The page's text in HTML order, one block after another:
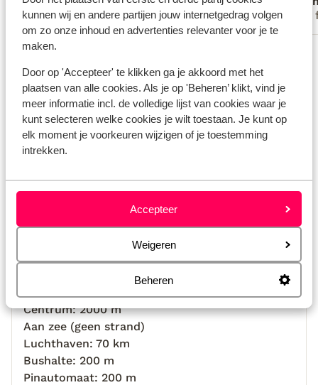
kunnen wij en andere partijen jouw internetgedrag volgen
om zo onze inhoud en advertenties relevanter voor je te
maken.
Door op 'Accepteer' te klikken ga je akkoord met het
plaatsen van alle cookies. Als je op 'Beheren’ klikt, vind je
meer informatie incl. de volledige lijst van cookies waar je
kunt selecteren welke cookies je wilt toestaan. Je kunt op
elk moment je voorkeuren wijzigen of je toestemming
intrekken.
Accepteer
Weigeren
Beheren
ververst en vloer niet echt gepoetst.
Spijtig. Gastheer was wel een
supervriendelijk man niks was hem te
veel.
Met familie
Locatie
Aan het strand
Afstand tot strand (ligstoelen (gratis) , parasol
Centrum: 2000 m
Aan zee (geen strand)
Luchthaven: 70 km
Bushalte: 200 m
Pinautomaat: 200 m